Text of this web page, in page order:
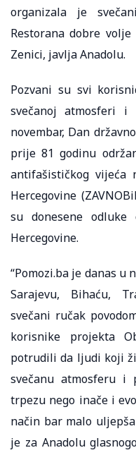
organizala je
Restorana dobre
Zenici, javlja Anadolu.
Pozvani su svi
svečanoj atmosferi i
novembar, Dan
prije 81 godinu
antifašističkog vijeća
Hercegovine
su donesene
Hercegovine.
“Pomozi.ba je danas u
Sarajevu, Bihaću,
svečani ručak
korisnike projekta
potrudili da ljudi koji
svečanu atmosferu i
trpezu nego inače i
način bar malo
je za Anadolu